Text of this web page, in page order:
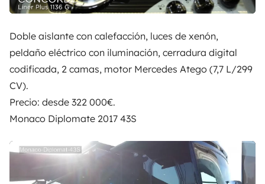
Doble aislante con calefacción, luces de xenón,
peldaño eléctrico con iluminación, cerradura digital
codificada, 2 camas, motor Mercedes Atego (7,7 L/299
CV).
Precio: desde 322 000€.
Monaco Diplomate 2017 43S